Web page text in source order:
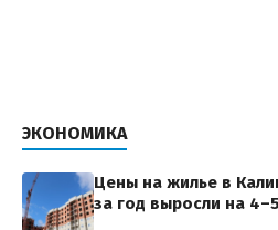
ЭКОНОМИКА
Цены на жилье в
за год выросли на